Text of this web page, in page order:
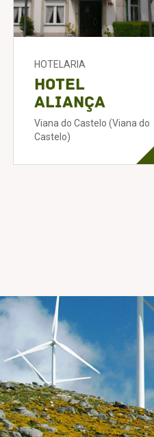
HOTELARIA
Hotel
Aliança
Viana do Castelo (Viana do
Castelo)